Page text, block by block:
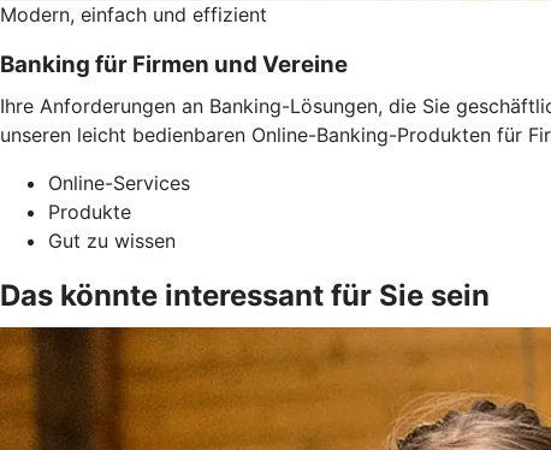
Modern, einfach und effizient
Banking für Firmen und Vereine
Ihre Anforderungen an Banking-Lösungen, die Sie
unseren leicht bedienbaren Online-Banking-Produkten für
Online-Services
Produkte
Gut zu wissen
Das könnte interessant für Sie sein